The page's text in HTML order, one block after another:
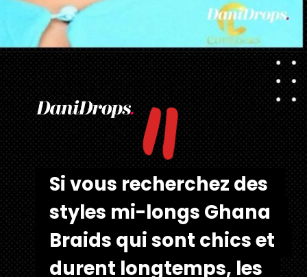
Ouverture "
Si vous recherchez des
styles mi-longs Ghana
Braids qui sont chics et
durent longtemps, les
Si vous recherchez des
styles mi-longs Ghana
Braids qui sont chics et
durent longtemps, les